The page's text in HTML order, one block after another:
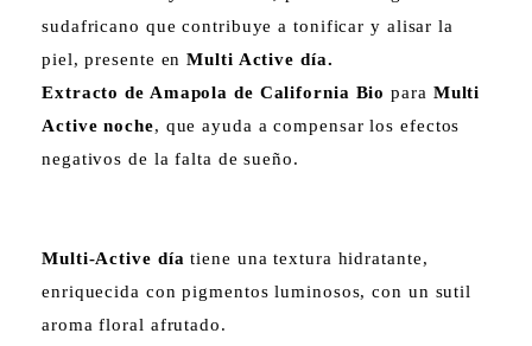
sudafricano que contribuye a tonificar y alisar la
piel, presente enMulti Active día.
Extracto de Amapola de California Bio para Multi
Active noche, que ayuda a compensar los efectos
negativos de la falta de sueño.
Multi-Active díatiene una textura hidratante,
enriquecida con pigmentos luminosos, con un sutil
aroma floral afrutado.